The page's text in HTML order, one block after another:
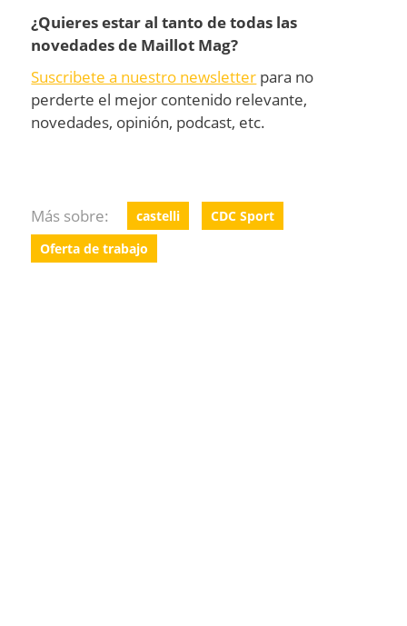
¿Quieres estar al tanto de todas las
novedades de Maillot Mag?
Suscribete a nuestro newsletter para no
perderte el mejor contenido relevante,
novedades, opinión, podcast, etc.
Más sobre: castelli
CDC Sport
Oferta de trabajo